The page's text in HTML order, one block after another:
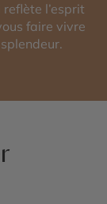
l’esprit
faire vivre